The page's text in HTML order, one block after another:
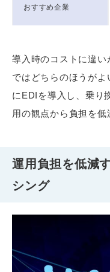
おすすめ企業
導入時のコストに違
ではどちらのほうが
にEDIを導入し、乗り
用の観点から負担を低
運用負担を低減
シング